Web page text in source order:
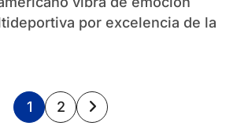
por excelencia de la
Paginación
1 2